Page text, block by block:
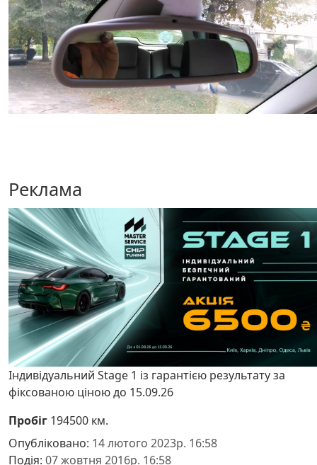
Реклама
Індивідуальний Stage 1 із гарантією результату за
фіксованою ціною до 15.09.26
Пробіг 194500 км.
Опубліковано: 14 лютого 2023р. 16:58
Подія: 07 жовтня 2016р. 16:58